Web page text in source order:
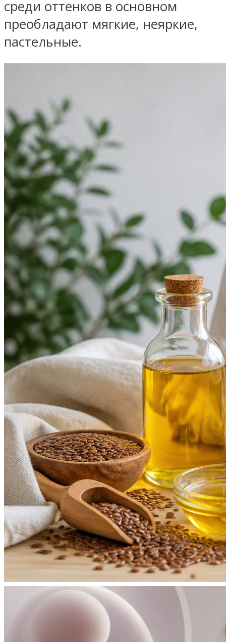
среди оттенков в основном
преобладают мягкие, неяркие,
пастельные.